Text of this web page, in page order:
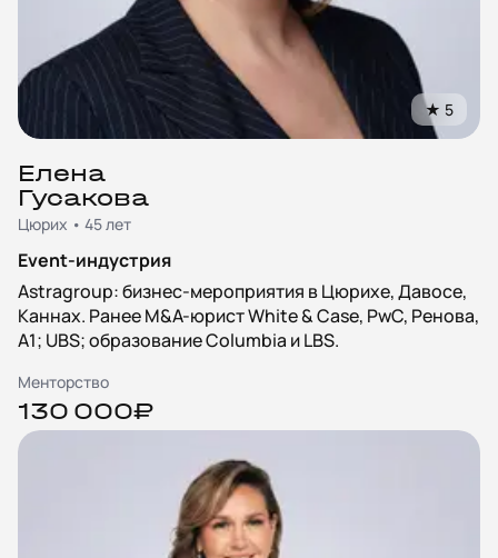
★ 5
Елена
Гусакова
Цюрих • 45 лет
Event-индустрия
Astragroup: бизнес-мероприятия в Цюрихе, Давосе,
Каннах. Ранее M&A-юрист White & Case, PwC, Ренова,
А1; UBS; образование Columbia и LBS.
Менторство
130 000₽